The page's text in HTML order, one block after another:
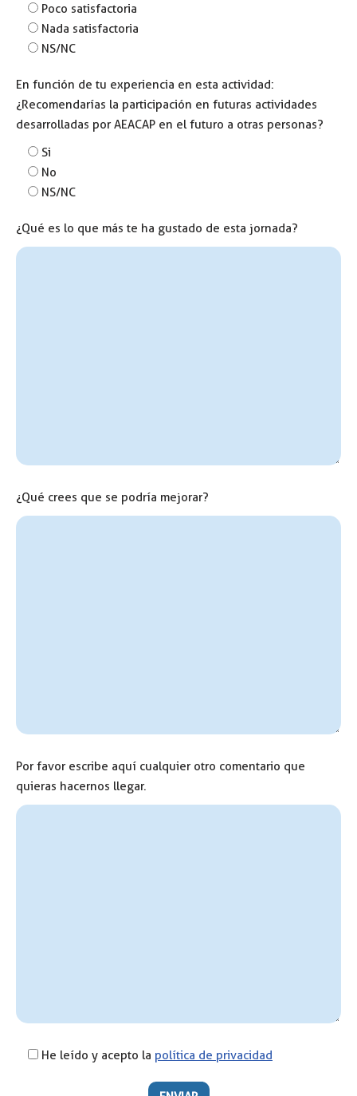
Poco satisfactoria
Nada satisfactoria
NS/NC
En función de tu experiencia en esta actividad:
¿Recomendarías la participación en futuras actividades
desarrolladas por AEACAP en el futuro a otras personas?
Si
No
NS/NC
¿Qué es lo que más te ha gustado de esta jornada?
¿Qué crees que se podría mejorar?
Por favor escribe aquí cualquier otro comentario que
quieras hacernos llegar.
He leído y acepto la política de privacidad
Por favor, deja este campo vacío.
Por favor, deja este campo vacío.
Por favor, deja este campo vacío.
Por favor, deja este campo vacío.
Por favor, deja este campo vacío.
Por favor, deja este campo vacío.